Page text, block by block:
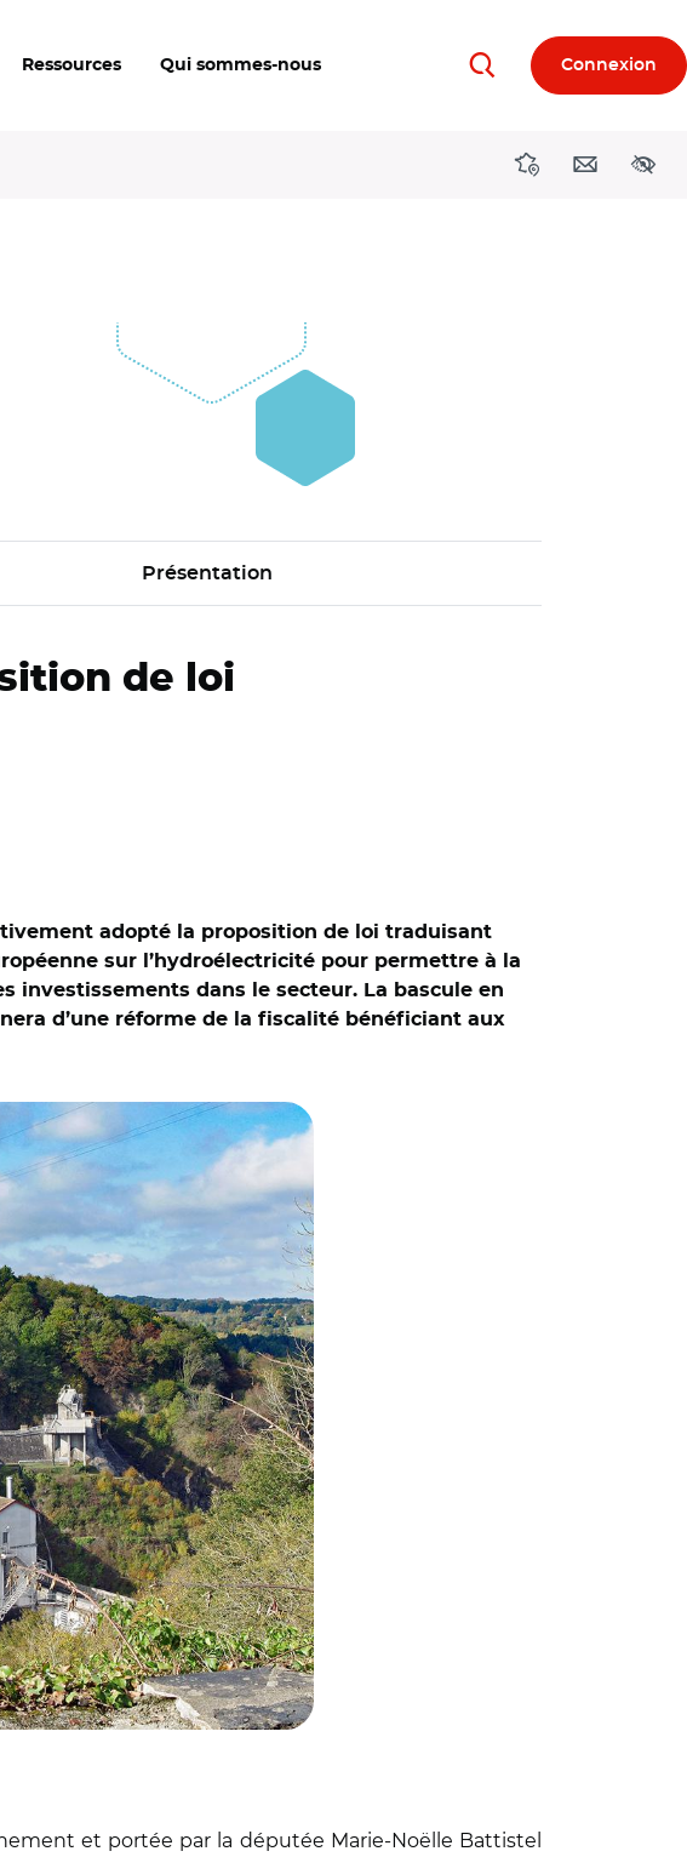
Ressources Qui sommes-nous RechercherConnexion
DirectionsContact
Présentation
de loi
adopté la proposition de loi traduisant
sur l’hydroélectricité pour permettre à la
investissements dans le secteur. La bascule en
d’une réforme de la fiscalité bénéficiant aux
et portée par la députée Marie-Noëlle Battistel